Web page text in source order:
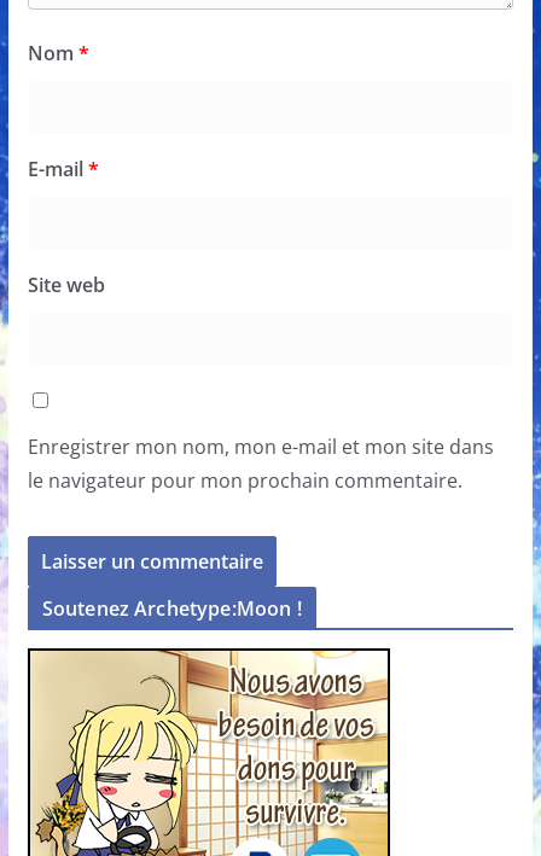
Nom *
E-mail*
Site web
Enregistrer mon nom, mon e-mail et mon site dans
le navigateur pour mon prochain commentaire.
Soutenez Archetype:Moon !